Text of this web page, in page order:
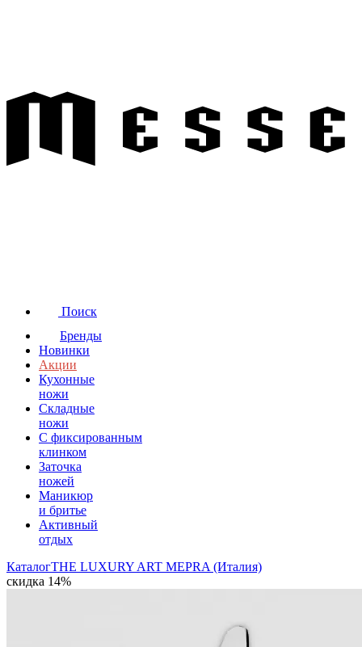
Поиск
Бренды
Новинки
Акции
Кухонные
ножи
Складные
ножи
C фиксированным
клинком
Заточка
ножей
Маникюр
и бритье
Активный
отдых
КаталогTHE LUXURY ART MEPRA (Италия)
скидка 14%